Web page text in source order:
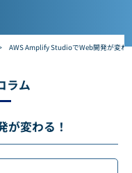
AWS Amplify StudioでWeb開発が変わ
ラム
変わる！